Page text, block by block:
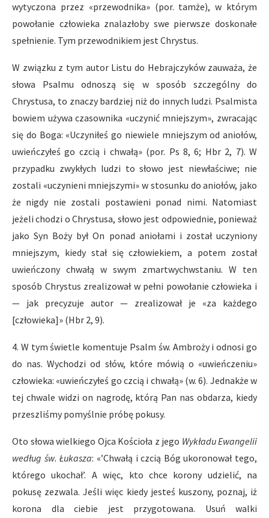
wytyczona przez «przewodnika» (por. tamże), w którym
powołanie człowieka znalazłoby swe pierwsze doskonałe
spełnienie. Tym przewodnikiem jest Chrystus.
W związku z tym autor Listu do Hebrajczyków zauważa, że
słowa Psalmu odnoszą się w sposób szczególny do
Chrystusa, to znaczy bardziej niż do innych ludzi. Psalmista
bowiem używa czasownika «uczynić mniejszym», zwracając
się do Boga: «Uczyniłeś go niewiele mniejszym od aniołów,
uwieńczyłeś go czcią i chwałą» (por. Ps 8, 6; Hbr 2, 7). W
przypadku zwykłych ludzi to słowo jest niewłaściwe; nie
zostali «uczynieni mniejszymi» w stosunku do aniołów, jako
że nigdy nie zostali postawieni ponad nimi. Natomiast
jeżeli chodzi o Chrystusa, słowo jest odpowiednie, ponieważ
jako Syn Boży był On ponad aniołami i został uczyniony
mniejszym, kiedy stał się człowiekiem, a potem został
uwieńczony chwałą w swym zmartwychwstaniu. W ten
sposób Chrystus zrealizował w pełni powołanie człowieka i
— jak precyzuje autor — zrealizował je «za każdego
[człowieka]» (Hbr 2, 9).
4. W tym świetle komentuje Psalm św. Ambroży i odnosi go
do nas. Wychodzi od słów, które mówią o «uwieńczeniu»
człowieka: «uwieńczyłeś go czcią i chwałą» (w. 6). Jednakże w
tej chwale widzi on nagrodę, którą Pan nas obdarza, kiedy
przeszliśmy pomyślnie próbę pokusy.
Oto słowa wielkiego Ojca Kościoła z jego Wykładu Ewangelii
według św. Łukasza: «’Chwałą i czcią Bóg ukoronował tego,
którego ukochał’. A więc, kto chce korony udzielić, na
pokusę zezwala. Jeśli więc kiedy jesteś kuszony, poznaj, iż
korona dla ciebie jest przygotowana. Usuń walki